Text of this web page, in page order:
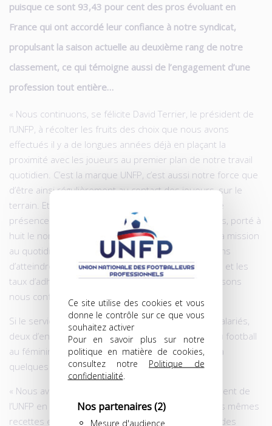
Ce site utilise des cookies et vous
donne le contrôle sur ce que vous
souhaitez activer
Pour en savoir plus sur notre
politique en matière de cookies,
consultez notre Politique de
confidentialité
Nos partenaires(2)
Mesure d'audience
puisque ce sont 93,43 pour cent des pros évoluant en
France qui ont accordé leur confiance à notre syndicat,
propulsant la saison actuelle au deuxième rang de notre
classement, ce qui témoigne aussi de l’engagement d’une
profession tout entière…
« Nous continuons, se félicite David Terrier, le président de
l’UNFP, à récolter les fruits des choix que nous avons
effectués il y a de longues années déjà en plaçant la
proximité avec les joueurs au premier plan de notre travail
quotidien. C’est la marque UNFP, c’est aussi notre force que
d’être ainsi régulièrement au contact des joueurs, sur le
terrain. Et pour maintenir et même accentuer notre
présence dans les clubs, nous avons, il y a deux ans, porté à
huit le nombre des délégués régionaux dont c’est la mission
au quotidien. Nous nous sommes donné les moyens
d’atteindre les objectifs que nous nous étions fixés et les
taux d’adhésion records de ces deux dernières saisons
nous confortent dans nos choix…»
Si le service des Délégués régionaux compte huit salariés,
deux d’entre eux sont particulièrement destinés au football
au féminin, inscrit comme une priorité à l’UNFP, voilà
quelques années déjà.
« Nous avons, explique Fabien Safanjon, vice-président de
l’UNFP en charge du football au féminin, appliqué les mêmes
recettes en étant présents le plus possible à côté des